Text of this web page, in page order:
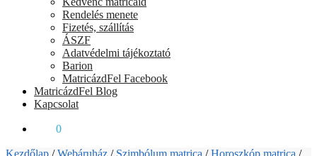
Rendelés menete
Fizetés, szállítás
ÁSZF
Adatvédelmi tájékoztató
Barion
MatricázdFel Facebook
MatricázdFel Blog
Kapcsolat
0
Kezdőlap /Webáruház / Szimbólum matrica /Horoszkóp matrica /